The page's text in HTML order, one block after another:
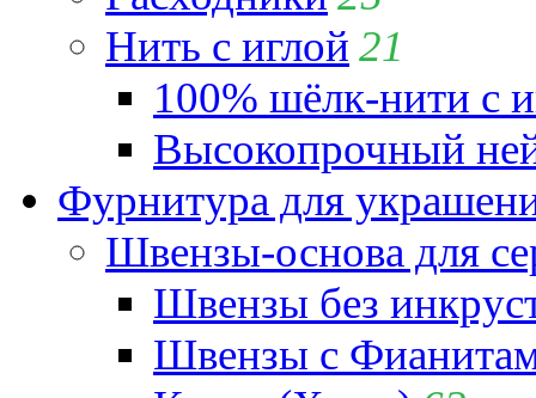
Нить с иглой 21
100% шёлк-нити с
Высокопрочный
Фурнитура для
Швензы-основа для
Швензы без
Швензы с